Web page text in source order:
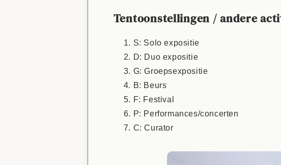
Tentoonstellingen / andere
S: Solo expositie
D: Duo expositie
G: Groepsexpositie
B: Beurs
F: Festival
P: Performances/concerten
C: Curator